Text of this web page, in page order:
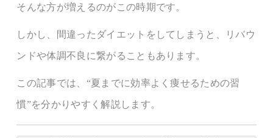
そんな方が増えるのがこの時期です。
しかし、間違ったダイエットをしてしまうと、リバウ
ンドや体調不良に繋がることもあります。
この記事では、“夏までに効率よく痩せるための習
慣”を分かりやすく解説します。